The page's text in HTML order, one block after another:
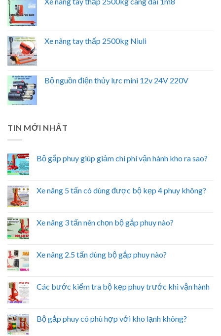
Xe nâng tay thấp 2500kg Niuli
Bộ nguồn điện thủy lực mini 12v 24V 220V
TIN MỚI NHẤT
Bộ gắp phuy giúp giảm chi phí vận hành kho ra sao?
Xe nâng 5 tấn có dùng được bộ kẹp 4 phuy không?
Xe nâng 3 tấn nên chọn bộ gắp phuy nào?
Xe nâng 2.5 tấn dùng bộ gắp phuy nào?
Các bước kiểm tra bộ kẹp phuy trước khi vận hành
Bộ gắp phuy có phù hợp với kho lạnh không?